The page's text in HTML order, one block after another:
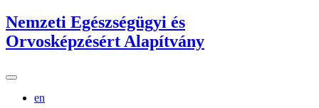
Nemzeti Egészségügyi és
Orvosképzésért Alapítvány
en